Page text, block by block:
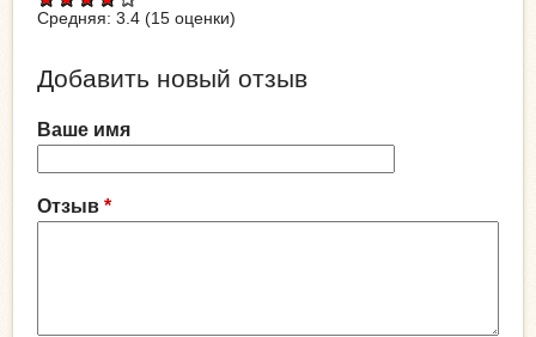
Средняя: 3.4 (15 оценки)
Добавить новый отзыв
Ваше имя
Отзыв *